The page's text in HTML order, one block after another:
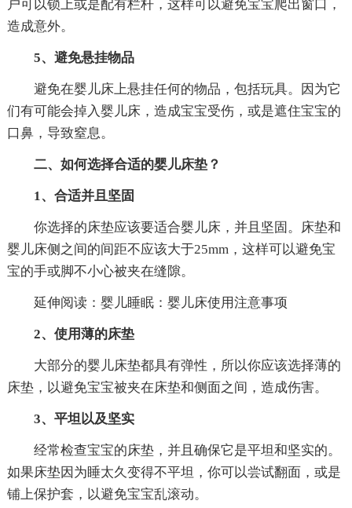
户可以锁上或是配有栏杆，这样可以避免宝宝爬出窗口，
造成意外。
5、避免悬挂物品
避免在婴儿床上悬挂任何的物品，包括玩具。因为它
们有可能会掉入婴儿床，造成宝宝受伤，或是遮住宝宝的
口鼻，导致窒息。
二、如何选择合适的婴儿床垫？
1、合适并且坚固
你选择的床垫应该要适合婴儿床，并且坚固。床垫和
婴儿床侧之间的间距不应该大于25mm，这样可以避免宝
宝的手或脚不小心被夹在缝隙。
延伸阅读：婴儿睡眠：婴儿床使用注意事项
2、使用薄的床垫
大部分的婴儿床垫都具有弹性，所以你应该选择薄的
床垫，以避免宝宝被夹在床垫和侧面之间，造成伤害。
3、平坦以及坚实
经常检查宝宝的床垫，并且确保它是平坦和坚实的。
如果床垫因为睡太久变得不平坦，你可以尝试翻面，或是
铺上保护套，以避免宝宝乱滚动。